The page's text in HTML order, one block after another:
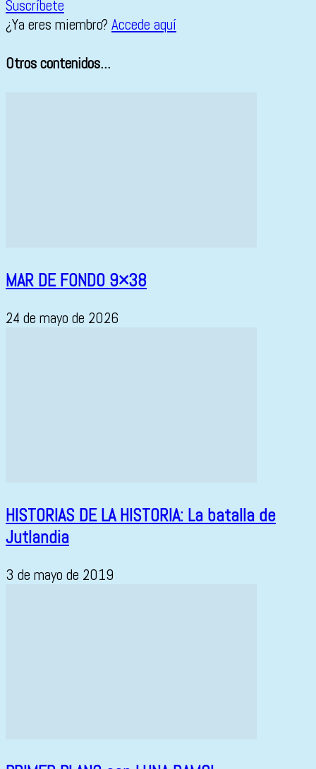
Suscríbete
¿Ya eres miembro? Accede aquí
Otros contenidos...
MAR DE FONDO 9×38
24 de mayo de 2026
HISTORIAS DE LA HISTORIA: La batalla de
Jutlandia
3 de mayo de 2019